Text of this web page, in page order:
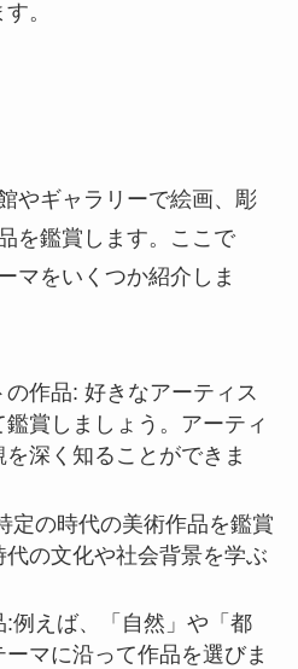
。
やギャラリーで絵画、彫
を鑑賞します。ここで
マをいくつか紹介しま
作品: 好きなアーティス
鑑賞しましょう。アーティ
深く知ることができま
定の時代の美術作品を鑑賞
の文化や社会背景を学ぶ
例えば、「自然」や「都
マに沿って作品を選びま